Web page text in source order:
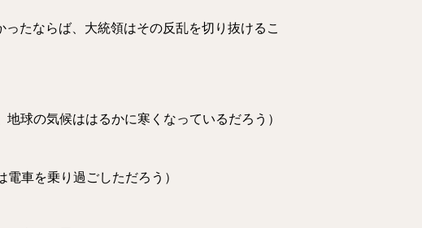
ったならば、大統領はその反乱を切り抜けるこ
地球の気候ははるかに寒くなっているだろう）
電車を乗り過ごしただろう）